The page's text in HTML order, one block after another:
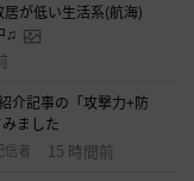
居が低い生活系(航海)
♫
介記事の「攻撃力+防
ました
信者 15 時間前